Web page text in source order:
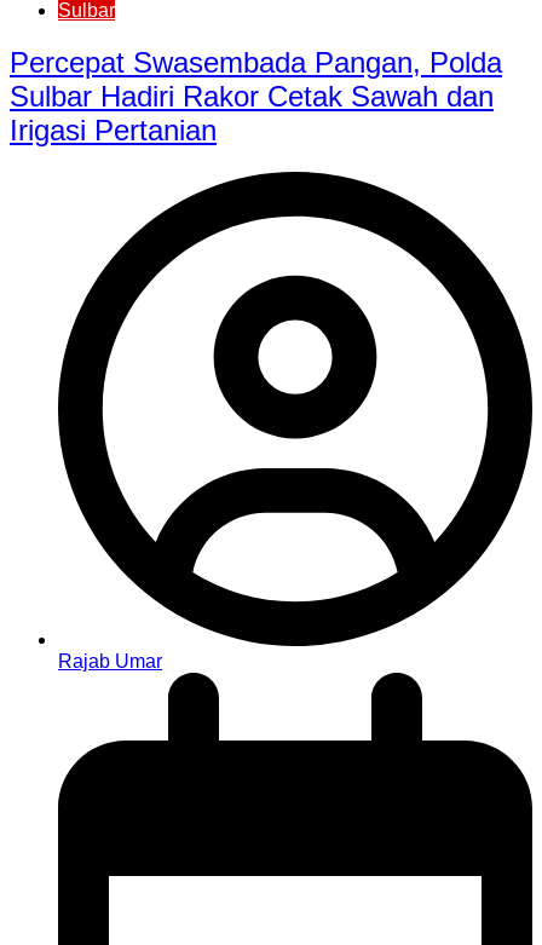
Sulbar
Percepat Swasembada Pangan, Polda
Sulbar Hadiri Rakor Cetak Sawah dan
Irigasi Pertanian
Rajab Umar